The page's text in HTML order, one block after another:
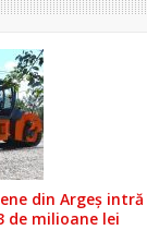
din Argeș
de milioane lei